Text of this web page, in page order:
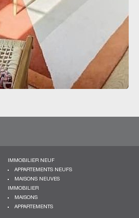
IMMOBILIER NEUF
APPARTEMENTS NEUFS
MAISONS NEUVES
IMMOBILIER
MAISONS
APPARTEMENTS